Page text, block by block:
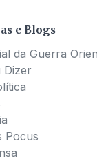
e Blogs
da Guerra
Dizer
Pocus